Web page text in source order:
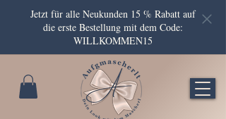
Jetzt für alle Neukunden 15 % Rabatt auf
die erste Bestellung mit dem Code:
WILLKOMMEN15